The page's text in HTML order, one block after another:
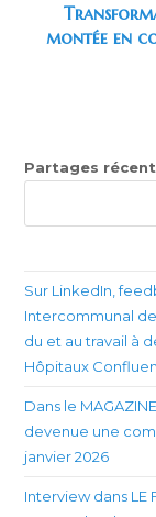
montée en
Partages
Sur LinkedIn,
Intercommunal
du et au travail à
Hôpitaux
Dans le
devenue une
janvier 2026
Interview dans LE